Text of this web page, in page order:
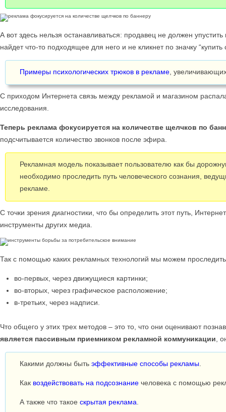
А вот здесь нельзя останавливаться: продавец не должен
найдет что-то подходящее для него и не кликнет по значку “купить
Примеры психологических трюков в рекламе ,
С приходом Интернета связь между рекламой и магазином
исследования.
Теперь реклама фокусируется на количестве щелчков по
подсчитывается количество звонков после эфира.
Рекламная модель показывает пользователю как бы
необходимо проследить путь человеческого сознания,
рекламе.
С точки зрения диагностики, что бы определить этот путь,
инструменты других медиа.
Так с помощью каких рекламных технологий мы можем проследить
во-первых, через движущиеся картинки;
во-вторых, через графическое расположение;
в-третьих, через надписи.
Что общего у этих трех методов – это то, что они оценивают
является пассивным приемником рекламной коммуникации ,
Какими должны быть эффективные способы рекламы
Как воздействовать на подсознание человека с помощью
А также что такое скрытая реклама